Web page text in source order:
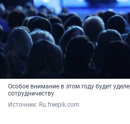
Особое внимание в этом году будет
сотрудничеству
Источник: Ru.freepik.com